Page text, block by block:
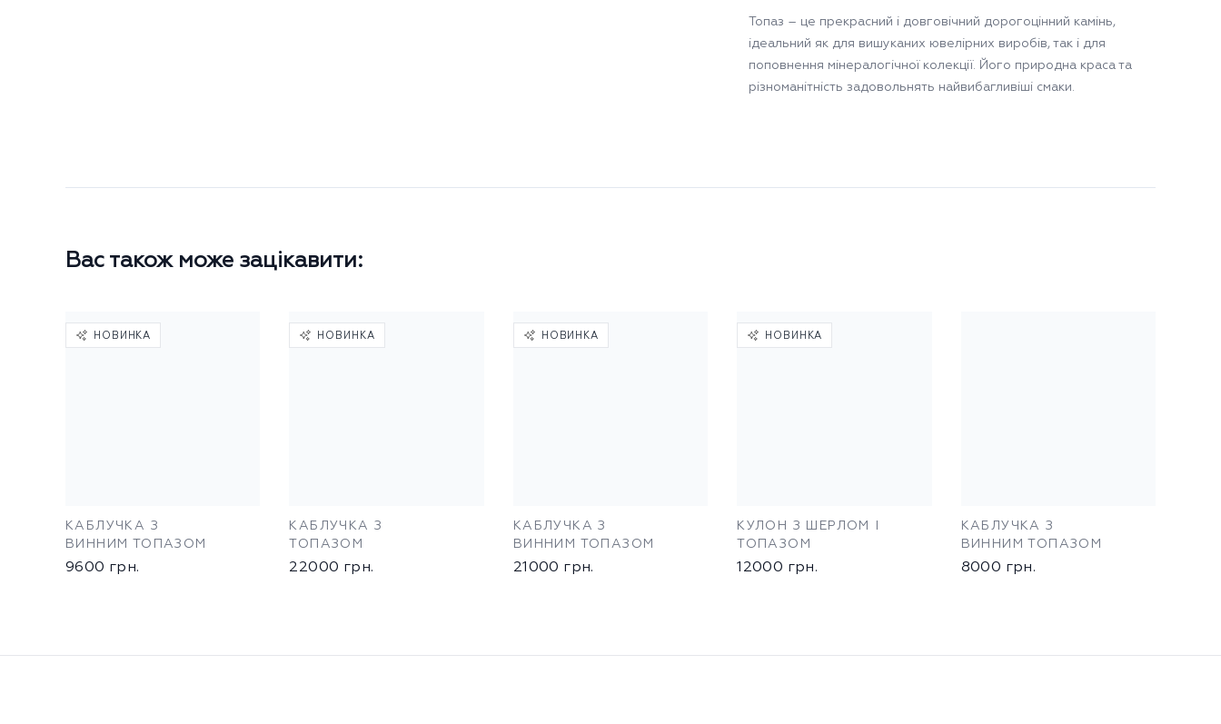
Топаз – це прекрасний і довговічний дорогоцінний камінь,
ідеальний як для вишуканих ювелірних виробів, так і для
поповнення мінералогічної колекції. Його природна краса та
різноманітність задовольнять найвибагливіші смаки.
Вас також може зацікавити:
НОВИНКА
КАБЛУЧКА З
ВИННИМ ТОПАЗОМ
9600 грн.
НОВИНКА
КАБЛУЧКА З
ТОПАЗОМ
22000 грн.
НОВИНКА
КАБЛУЧКА З
ВИННИМ ТОПАЗОМ
21000 грн.
НОВИНКА
КУЛОН З ШЕРЛОМ І
ТОПАЗОМ
12000 грн.
КАБЛУЧКА З
ВИННИМ ТОПАЗОМ
8000 грн.